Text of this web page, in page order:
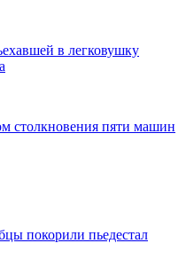
в легковушку
столкновения пяти машин
покорили пьедестал